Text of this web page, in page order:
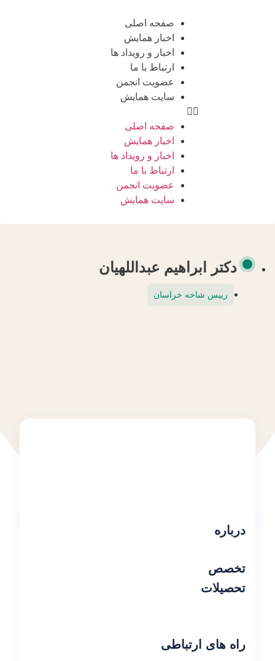
صفحه اصلی
اخبار همایش
اخبار و رویداد ها
ارتباط با ما
عضویت انجمن
سایت همایش
صفحه اصلی
اخبار همایش
اخبار و رویداد ها
ارتباط با ما
عضویت انجمن
سایت همایش
دكتر ابراهيم عبداللهيان
رییس شاخه خراسان
درباره
تخصص
تحصیلات
راه های ارتباطی